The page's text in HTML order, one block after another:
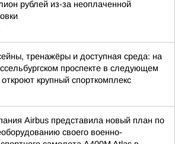
рублей из-за неоплаченной
тренажёры и доступная среда: на
проспекте в следующем
откроют крупный спорткомплекс
Airbus представила новый план по
своего военно-